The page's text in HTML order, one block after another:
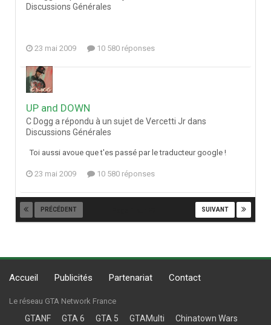
Discussions Générales
23 mai 2009 10 580 réponses
UP and DOWN
C Dogg a répondu à un sujet de Vercetti Jr dans
Discussions Générales
Toi aussi avoue que t'es passé par le traducteur google !
23 mai 2009 10 580 réponses
PRÉCÉDENT SUIVANT
Accueil Publicités Partenariat Contact
Le réseau GTA Network France
GTANF GTA 6 GTA 5 GTAMulti Chinatown Wars